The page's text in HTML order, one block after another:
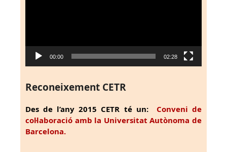
00:00 02:28
Reconeixement CETR
Des de l’any 2015 CETR té un: Conveni de
col·laboració amb la Universitat Autònoma de
Barcelona.